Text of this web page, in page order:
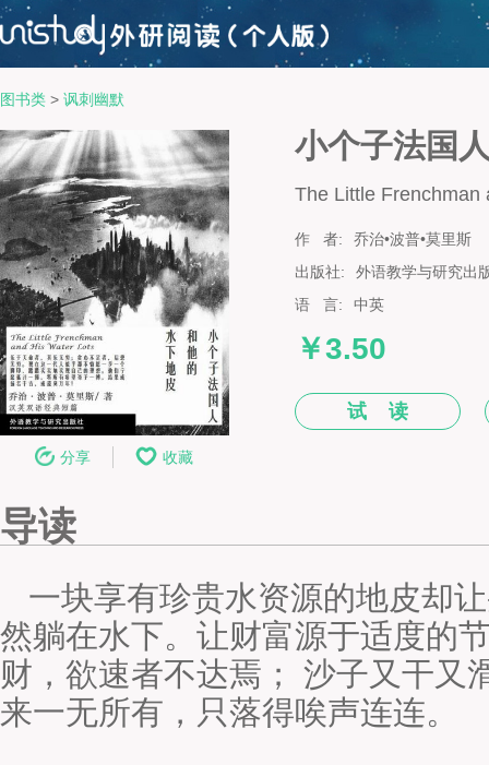
图书类 > 讽刺幽默
分享 收藏
小个子法国
The Little Frenchman
作 者:
乔治•波普•莫里斯
出版社:
外语教学与研究出
语 言:
中英
￥3.50
试 读
导读
一块享有珍贵水资源的地皮却
然躺在水下。让财富源于适度的
财，欲速者不达焉； 沙子又干又
来一无所有，只落得唉声连连。